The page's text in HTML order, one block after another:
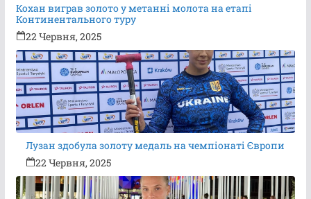
Кохан виграв золото у метанні молота на етапі
Континентального туру
22 Червня, 2025
Лузан здобула золоту медаль на чемпіонаті Європи
22 Червня, 2025